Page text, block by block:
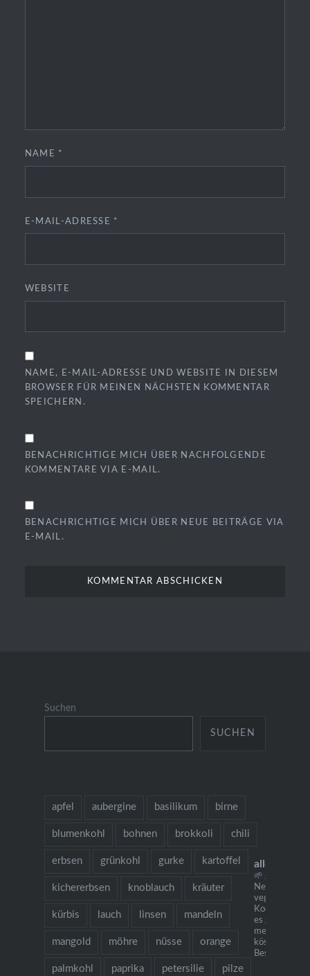
NAME *
E-MAIL-ADRESSE *
WEBSITE
NAME, E-MAIL-ADRESSE UND WEBSITE IN DIESEM
BROWSER FÜR MEINEN NÄCHSTEN KOMMENTAR
SPEICHERN.
BENACHRICHTIGE MICH ÜBER NACHFOLGENDE
KOMMENTARE VIA E-MAIL.
BENACHRICHTIGE MICH ÜBER NEUE BEITRÄGE VIA
E-MAIL.
Suchen
SUCHEN
apfel aubergine basilikum birne
blumenkohl bohnen brokkoli chili
erbsen grünkohl gurke kartoffel
kichererbsen knoblauch kräuter
kürbis lauch linsen mandeln
mangold möhre nüsse orange
palmkohl paprika petersilie pilze
🌱 grow cook
Neu: mein
vegetarisches
Kochbuch
es gibt
mehr als 130
köstlichen
Bestellung